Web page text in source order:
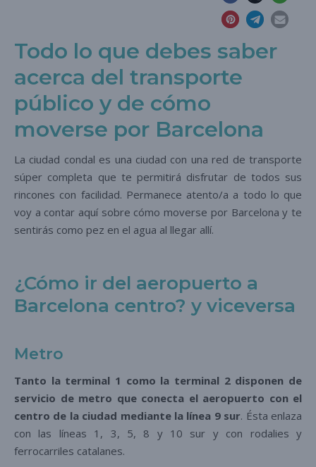
Todo lo que debes saber
acerca del transporte
público y de cómo
moverse por Barcelona
La ciudad condal es una ciudad con una red de transporte
súper completa que te permitirá disfrutar de todos sus
rincones con facilidad. Permanece atento/a a todo lo que
voy a contar aquí sobre cómo moverse por Barcelona y te
sentirás como pez en el agua al llegar allí.
¿Cómo ir del aeropuerto a
Barcelona centro? y viceversa
Metro
Tanto la terminal 1 como la terminal 2 disponen de
servicio de metro que conecta el aeropuerto con el
centro de la ciudad mediante la línea 9 sur. Ésta enlaza
con las líneas 1, 3, 5, 8 y 10 sur y con rodalies y
ferrocarriles catalanes.